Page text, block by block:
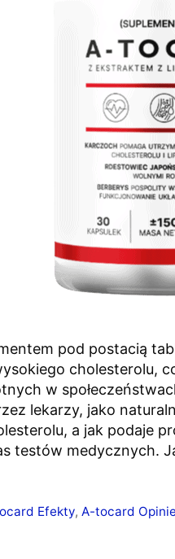
pod postacią
cholesterolu,
w
lekarzy, jako
a jak podaje
testów medycznych.
Efekty,A-tocard Opinie